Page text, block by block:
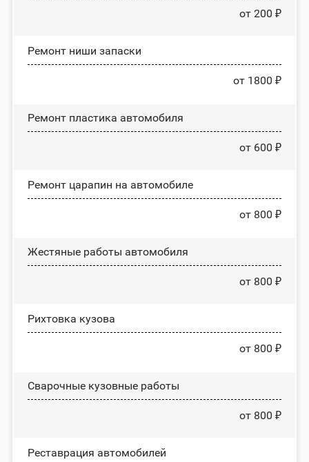
от 200 ₽
Ремонт ниши запаски
от 1800 ₽
Ремонт пластика автомобиля
от 600 ₽
Ремонт царапин на автомобиле
от 800 ₽
Жестяные работы автомобиля
от 800 ₽
Рихтовка кузова
от 800 ₽
Сварочные кузовные работы
от 800 ₽
Реставрация автомобилей